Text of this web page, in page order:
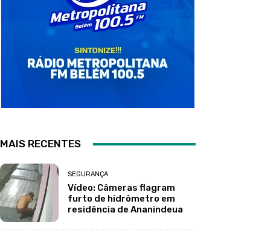
MAIS RECENTES
SEGURANÇA
Vídeo: Câmeras flagram
furto de hidrômetro em
residência de Ananindeua